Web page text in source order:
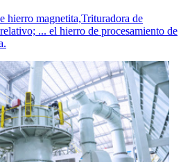
hierro magnetita,Trituradora de
... el hierro de procesamiento de